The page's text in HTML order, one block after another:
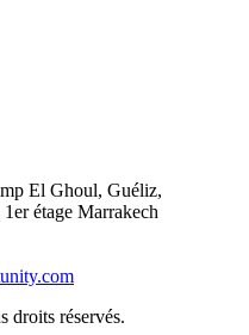
El Ghoul, Guéliz,
étage Marrakech
droits réservés.